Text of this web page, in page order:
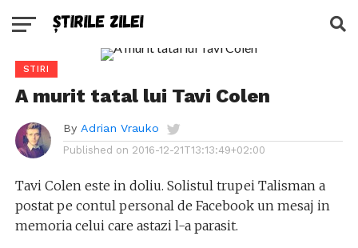
STIRI
A murit tatal lui Tavi Colen
By Adrian Vrauko
Published on 2016-12-21T13:13:49+02:00
Tavi Colen este in doliu. Solistul trupei Talisman a
postat pe contul personal de Facebook un mesaj in
memoria celui care astazi l-a parasit.